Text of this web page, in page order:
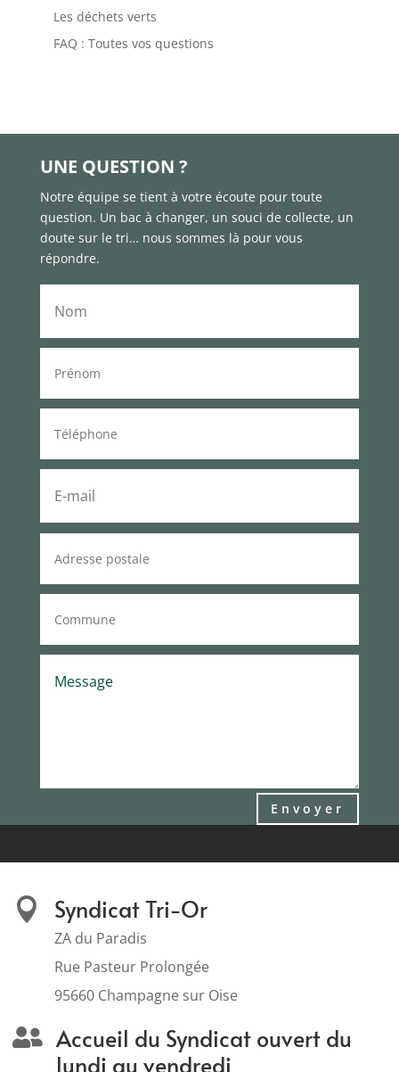
Les déchets verts
FAQ : Toutes vos questions
UNE QUESTION ?
Notre équipe se tient à votre écoute pour toute
question. Un bac à changer, un souci de collecte, un
doute sur le tri… nous sommes là pour vous
répondre.
Envoyer
 Syndicat Tri-Or
ZA du Paradis
Rue Pasteur Prolongée
95660 Champagne sur Oise
 Accueil du Syndicat ouvert du
lundi au vendredi